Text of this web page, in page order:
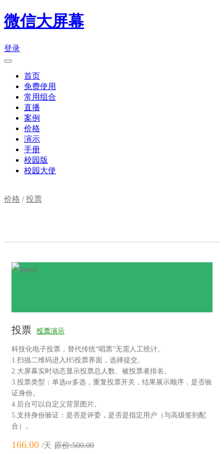
微信大屏幕
登录
首页
免费使用
常用组合
直播
案例
价格
演示
手册
校园版
校园大使
价格 /投票
投票 投票演示
科技化电子投票，替代传统“唱票”无需人工统计。
1.扫描二维码进入H5投票界面，选择提交。
2.大屏幕实时动态显示投票总人数、被投票者排名。
3.投票类型：单选or多选，重复投票开关，结果展示顺序，是否验
证身份。
4.后台可以自定义背景图片。
5.支持身份验证：是否是评委，是否是指定用户（与高级签到配
合）。
166.00 /天 原价:500.00